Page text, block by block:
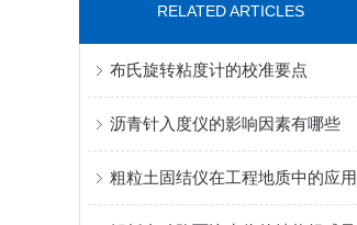
RELATED ARTICLES
布氏旋转粘度计的校准要点
沥青针入度仪的影响因素有哪些
粗粒土固结仪在工程地质中的应用